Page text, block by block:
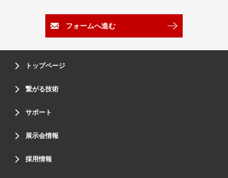
フォームへ進む
トップページ
繋がる技術
サポート
展示会情報
採用情報